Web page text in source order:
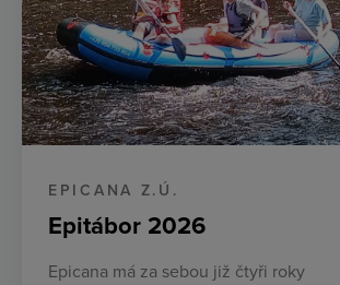
EPICANA Z.Ú.
Epitábor 2026
Epicana má za sebou již čtyři roky